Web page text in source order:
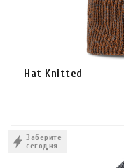
Hat Knitted
Заберите
сегодня